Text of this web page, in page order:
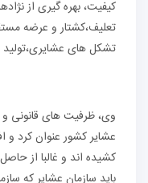
کیفیت، بهره گیری از
تعلیف،کشتار و عرضه
تشکل های عشایری،تولید
وی، ظرفیت های قانونی و
عشایر کشور عنوان کرد و
کشیده اند و غالبا از
باید سازمان عشایر که